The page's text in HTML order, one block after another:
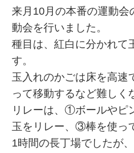
来月10月の本番の運動会
動会を行いました。
種目は、紅白に分かれて
す。
玉入れのかごは床を高速
って移動するなど難しく
リレーは、①ボールやピ
玉をリレー、③棒を使っ
1時間の長丁場でしたが